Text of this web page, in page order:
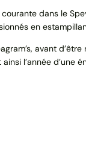
dans le
en
avant
l’année d’une